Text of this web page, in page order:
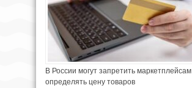
В России могут запретить маркетплейсам
определять цену товаров